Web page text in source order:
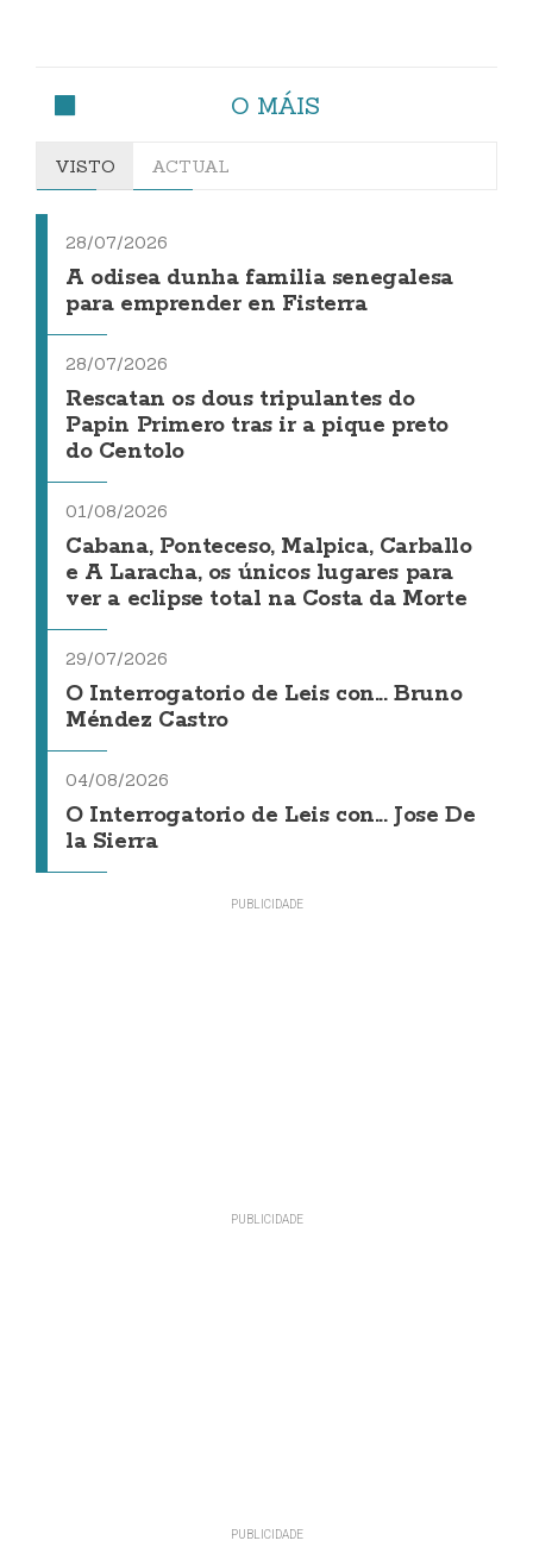
O MÁIS
VISTO ACTUAL
28/07/2026
A odisea dunha familia senegalesa
para emprender en Fisterra
28/07/2026
Rescatan os dous tripulantes do
Papin Primero tras ir a pique preto
do Centolo
01/08/2026
Cabana, Ponteceso, Malpica, Carballo
e A Laracha, os únicos lugares para
ver a eclipse total na Costa da Morte
29/07/2026
O Interrogatorio de Leis con... Bruno
Méndez Castro
04/08/2026
O Interrogatorio de Leis con... Jose De
la Sierra